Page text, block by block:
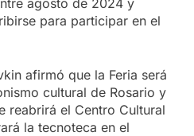
para participar en el
afirmó que la Feria será
cultural de Rosario y
reabrirá el Centro Cultural
la tecnoteca en el